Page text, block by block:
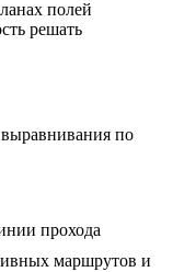
полей
решать
по
прохода
маршрутов и